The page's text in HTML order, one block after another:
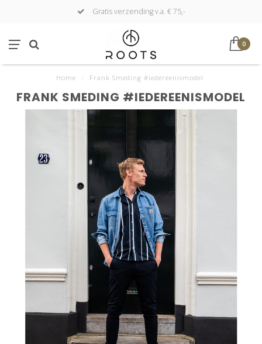
Gratis verzending v.a. € 75,-
0
Home Frank Smeding #iedereenismodel
FRANK SMEDING #IEDEREENISMODEL